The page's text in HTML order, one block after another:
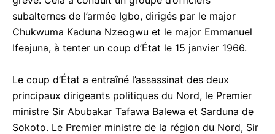
subalternes de l’armée Igbo, dirigés par le major
Chukwuma Kaduna Nzeogwu et le major Emmanuel
Ifeajuna, à tenter un coup d’État le 15 janvier 1966.
Le coup d’État a entraîné l’assassinat des deux
principaux dirigeants politiques du Nord, le Premier
ministre Sir Abubakar Tafawa Balewa et Sarduna de
Sokoto. Le Premier ministre de la région du Nord, Sir